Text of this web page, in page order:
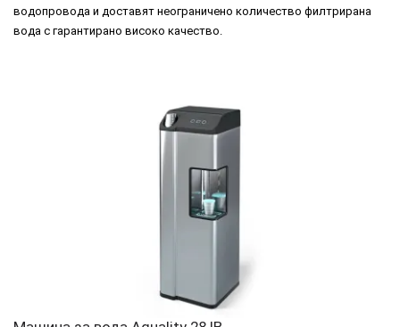
водопровода и доставят неограничено количество филтрирана
вода с гарантирано високо качество.